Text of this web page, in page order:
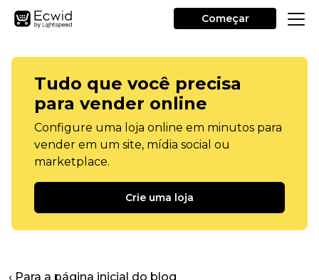
Começar
Tudo que você precisa
para vender online
Configure uma loja online em minutos para
vender em um site, mídia social ou
marketplace.
Crie uma loja
‹ Para a página inicial do blog